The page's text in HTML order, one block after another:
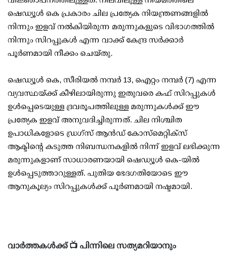
ഷെഡ്യൂള്‍ കെ പ്രകാരം ചില പ്രത്യേക നിയന്ത്രണങ്ങളില്‍
നിന്നും ഇളവ് നല്‍കിയിരുന്ന മരുന്നുകളുടെ വിഭാഗത്തില്‍
നിന്നും സിറപ്പുകള്‍ എന്ന വാക്ക് കേന്ദ്ര സര്‍ക്കാര്‍
പൂര്‍ണമായി നീക്കം ചെയ്തു.
ഷെഡ്യൂള്‍ കെ, സീരിയല്‍ നമ്പര്‍ 13, ഐറ്റം നമ്പര്‍ (7) എന്ന
വ്യവസ്ഥയ്ക്ക് കീഴിലായിരുന്നു ഇതുവരെ കഫ് സിറപ്പുകള്‍
ഉള്‍പ്പെടെയുള്ള ദ്രവരൂപത്തിലുള്ള മരുന്നുകള്‍ക്ക് ഈ
പ്രത്യേക ഇളവ് അനുവദിച്ചിരുന്നത്. ചില നിശ്ചിത
ഉപാധികളോടെ ഡ്രഗ്‌സ് ആന്‍ഡ് കോസ്‌മെറ്റിക്‌സ്
ആക്ടിന്റെ കടുത്ത നിബന്ധനകളില്‍ നിന്ന് ഇളവ് ലഭിക്കുന്ന
മരുന്നുകളാണ് സാധാരണയായി ഷെഡ്യൂള്‍ കെ-യില്‍
ഉള്‍പ്പെടുത്താറുള്ളത്. പുതിയ ഭേദഗതിയോടെ ഈ
ആനുകൂല്യം സിറപ്പുകള്‍ക്ക് പൂര്‍ണമായി നഷ്ടമായി.
വാർത്തകൾക്ക് 📺 പിന്നിലെ സത്യമറിയാനും